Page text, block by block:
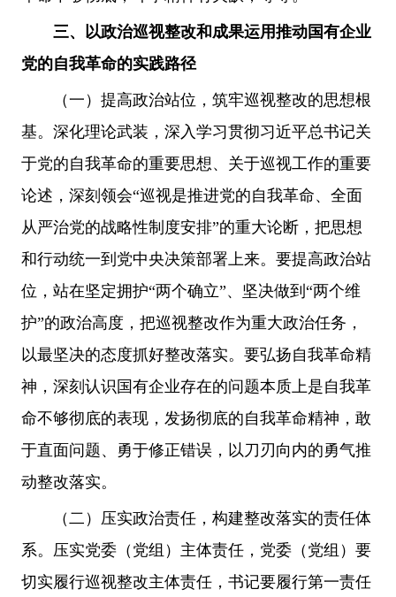
三、以政治巡视整改和成果运用推动国有企业
党的自我革命的实践路径
（一）提高政治站位，筑牢巡视整改的思想根
基。深化理论武装，深入学习贯彻习近平总书记关
于党的自我革命的重要思想、关于巡视工作的重要
论述，深刻领会“巡视是推进党的自我革命、全面
从严治党的战略性制度安排”的重大论断，把思想
和行动统一到党中央决策部署上来。要提高政治站
位，站在坚定拥护“两个确立”、坚决做到“两个维
护”的政治高度，把巡视整改作为重大政治任务，
以最坚决的态度抓好整改落实。要弘扬自我革命精
神，深刻认识国有企业存在的问题本质上是自我革
命不够彻底的表现，发扬彻底的自我革命精神，敢
于直面问题、勇于修正错误，以刀刃向内的勇气推
动整改落实。
（二）压实政治责任，构建整改落实的责任体
系。压实党委（党组）主体责任，党委（党组）要
切实履行巡视整改主体责任，书记要履行第一责任